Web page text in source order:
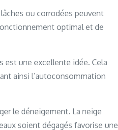
ou corrodées peuvent
optimal et de
est une excellente idée. Cela
ainsi l’autoconsommation
le déneigement. La neige
soient dégagés favorise une